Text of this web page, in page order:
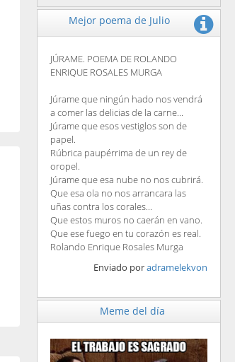
Mejor poema de Julio
JÚRAME. POEMA DE ROLANDO
ENRIQUE ROSALES MURGA
Júrame que ningún hado nos vendrá
a comer las delicias de la carne...
Júrame que esos vestiglos son de
papel.
Rúbrica paupérrima de un rey de
oropel.
Júrame que esa nube no nos cubrirá.
Que esa ola no nos arrancara las
uñas contra los corales...
Que estos muros no caerán en vano.
Que ese fuego en tu corazón es real.
Rolando Enrique Rosales Murga
Enviado poradramelekvon
Meme del día